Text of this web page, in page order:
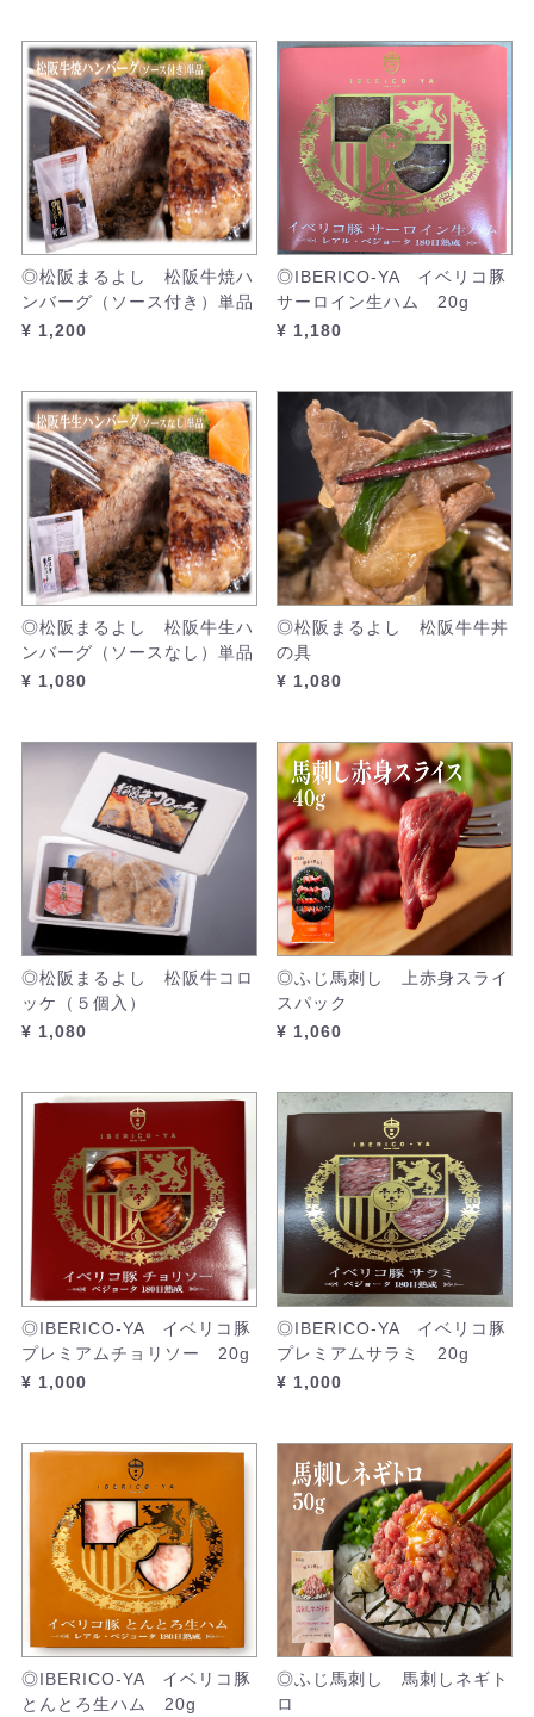
◎松阪まるよし 松阪牛焼ハ
ンバーグ（ソース付き）単品
¥ 1,200
◎IBERICO-YA イベリコ豚
サーロイン生ハム 20g
¥ 1,180
◎松阪まるよし 松阪牛生ハ
ンバーグ（ソースなし）単品
¥ 1,080
◎松阪まるよし 松阪牛牛丼
の具
¥ 1,080
◎松阪まるよし 松阪牛コロ
ッケ（５個入）
¥ 1,080
◎ふじ馬刺し 上赤身スライ
スパック
¥ 1,060
◎IBERICO-YA イベリコ豚
プレミアムチョリソー 20g
¥ 1,000
◎IBERICO-YA イベリコ豚
プレミアムサラミ 20g
¥ 1,000
◎IBERICO-YA イベリコ豚
とんとろ生ハム 20g
◎ふじ馬刺し 馬刺しネギト
ロ